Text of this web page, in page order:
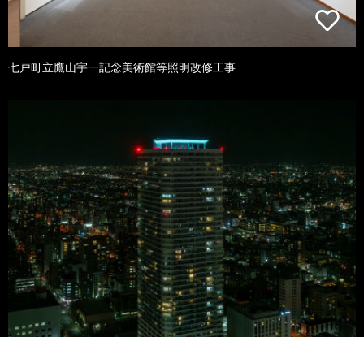
七戸町立鷹山宇一記念美術館等照明改修工事